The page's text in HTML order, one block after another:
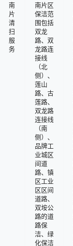
南
片
清
扫
服
务
南片区
保洁范
围包括
双龙
路、双
龙路连
接线
（北
侧）、
莲山
路、古
莲路、
双龙路
连接线
（南
侧）、
品牌工
业城区
间道
路、镇
区工业
区区间
道路、
双垵公
路的道
路保
洁、绿
化保洁